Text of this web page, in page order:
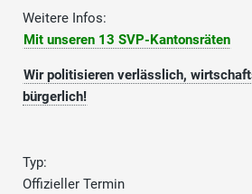
Weitere Infos:
Mit unseren 13 SVP-Kantonsräten
Wir politisieren verlässlich,
bürgerlich!
Typ:
Offizieller Termin